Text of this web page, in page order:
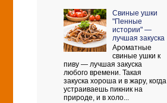
Свиные ушки
"Пенные
истории" —
лучшая закуска
Ароматные
свиные ушки к
пиву — лучшая закуска
любого времени. Такая
закуска хороша и в жару, когда
устраиваешь пикник на
природе, и в холо...